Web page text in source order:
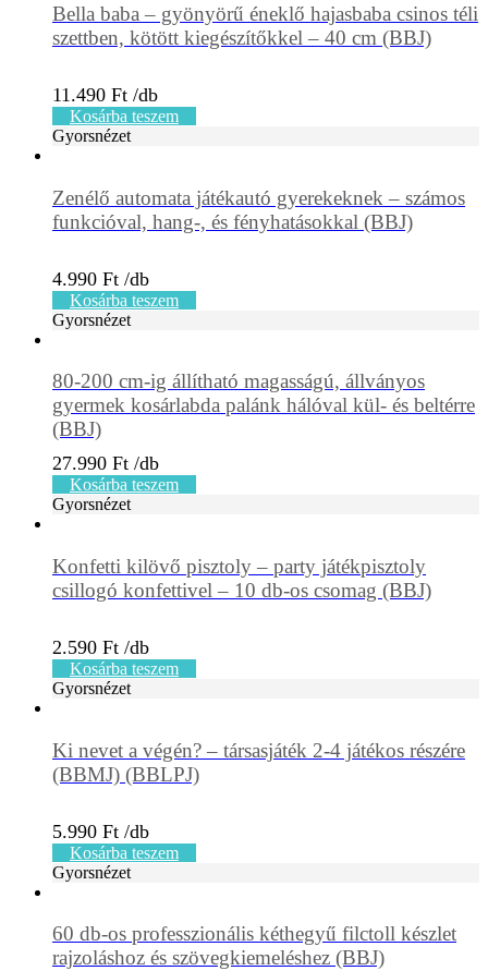
Bella baba – gyönyörű éneklő hajasbaba csinos téli
szettben, kötött kiegészítőkkel – 40 cm (BBJ)
11.490 Ft
Kosárba teszem
Gyorsnézet
Zenélő automata játékautó gyerekeknek – számos
funkcióval, hang-, és fényhatásokkal (BBJ)
4.990 Ft
Kosárba teszem
Gyorsnézet
80-200 cm-ig állítható magasságú, állványos
gyermek kosárlabda palánk hálóval kül- és beltérre
(BBJ)
27.990 Ft
Kosárba teszem
Gyorsnézet
Konfetti kilövő pisztoly – party játékpisztoly
csillogó konfettivel – 10 db-os csomag (BBJ)
2.590 Ft
Kosárba teszem
Gyorsnézet
Ki nevet a végén? – társasjáték 2-4 játékos részére
(BBMJ) (BBLPJ)
5.990 Ft
Kosárba teszem
Gyorsnézet
60 db-os professzionális kéthegyű filctoll készlet
rajzoláshoz és szövegkiemeléshez (BBJ)